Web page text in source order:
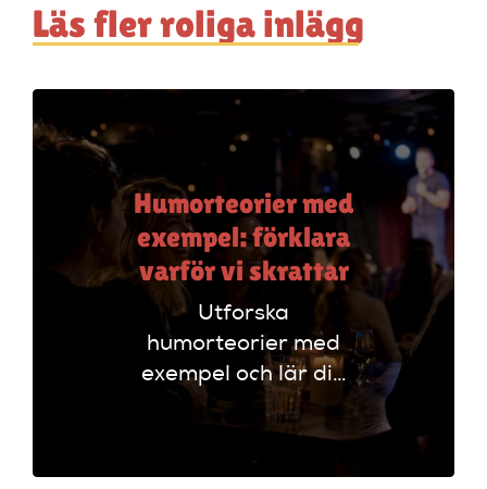
Läs fler roliga inlägg
Humorteorier med
exempel: förklara
varför vi skrattar
Utforska
humorteorier med
exempel och lär dig
varför vi skrattar.
Förstå olika sätt att